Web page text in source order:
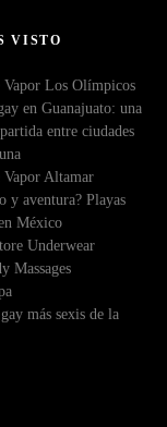
VISTO
Vapor Los Olímpicos
en Guanajuato: una
entre ciudades
Vapor Altamar
y aventura? Playas
México
Underwear
Massages
más sexis de la